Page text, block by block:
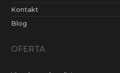
Kontakt
Blog
OFERTA